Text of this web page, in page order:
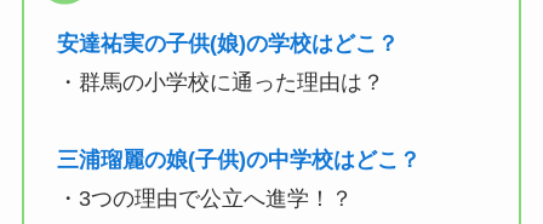
安達祐実の子供(娘)の学校はどこ？
・群馬の小学校に通った理由は？
三浦瑠麗の娘(子供)の中学校はどこ？
・3つの理由で公立へ進学！？